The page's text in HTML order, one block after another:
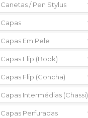
Canetas / Pen Stylus
Capas
Capas Em Pele
Capas Flip (book)
Capas Flip (concha)
Capas Intermédias (chassi)
Capas Perfuradas